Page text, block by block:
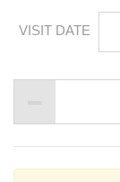
VISIT DATE